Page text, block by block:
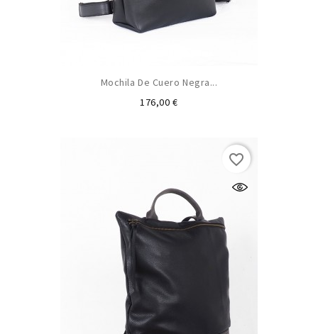
Mochila De Cuero Negra...
176,00 €Precio
favorite_border